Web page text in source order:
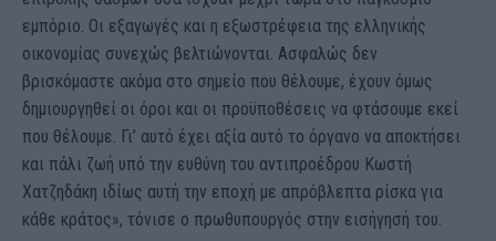
εμπόριο. Οι εξαγωγές και η εξωστρέφεια της ελληνικής
οικονομίας συνεχώς βελτιώνονται. Ασφαλώς δεν
βρισκόμαστε ακόμα στο σημείο που θέλουμε, έχουν όμως
δημιουργηθεί οι όροι και οι προϋποθέσεις να φτάσουμε εκεί
που θέλουμε. Γι’ αυτό έχει αξία αυτό το όργανο να αποκτήσει
και πάλι ζωή υπό την ευθύνη του αντιπροέδρου Κωστή
Χατζηδάκη ιδίως αυτή την εποχή με απρόβλεπτα ρίσκα για
κάθε κράτος», τόνισε ο πρωθυπουργός στην εισήγησή του.